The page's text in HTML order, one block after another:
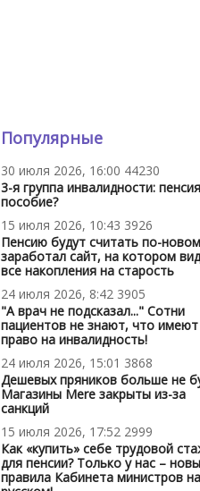
Популярные
30 июля 2026, 16:00 44230
3-я группа инвалидности:
пособие?
15 июля 2026, 10:43 3926
Пенсию будут считать по-
заработал сайт, на котором
все накопления на старость
24 июля 2026, 8:42 3905
"А врач не подсказал..." Сотни
пациентов не знают, что имеют
право на инвалидность!
24 июля 2026, 15:01 3868
Дешевых пряников больше не
Магазины Mere закрыты из-за
санкций
15 июля 2026, 17:52 2999
Как «купить» себе трудовой
для пенсии? Только у нас –
правила Кабинета министров на